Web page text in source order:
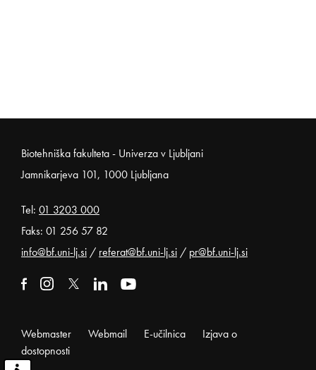
Noga strani
Biotehniška fakulteta - Univerza v Ljubljani
Jamnikarjeva 101, 1000 Ljubljana
Tel: 01 3203 000
Faks: 01 256 57 82
info@bf.uni-lj.si / referat@bf.uni-lj.si / pr@bf.uni-lj.si
Webmaster Webmail E-učilnica
Izjava o
dostopnosti